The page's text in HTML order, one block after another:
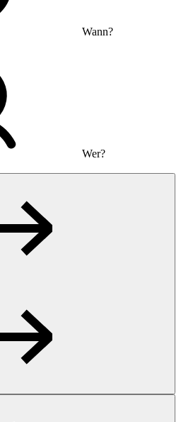
Wann?
Wer?